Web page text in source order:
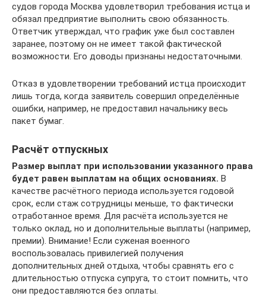
судов города Москва удовлетворил требования истца и
обязал предприятие выполнить свою обязанность.
Ответчик утверждал, что график уже был составлен
заранее, поэтому он не имеет такой фактической
возможности. Его доводы признаны недостаточными.
Отказ в удовлетворении требований истца происходит
лишь тогда, когда заявитель совершил определённые
ошибки, например, не предоставил начальнику весь
пакет бумаг.
Расчёт отпускных
Размер выплат при использовании указанного права
будет равен выплатам на общих основаниях. В
качестве расчётного периода используется годовой
срок, если стаж сотрудницы меньше, то фактически
отработанное время. Для расчёта используется не
только оклад, но и дополнительные выплаты (например,
премии). Внимание! Если суженая военного
воспользовалась привилегией получения
дополнительных дней отдыха, чтобы сравнять его с
длительностью отпуска супруга, то стоит помнить, что
они предоставляются без оплаты.